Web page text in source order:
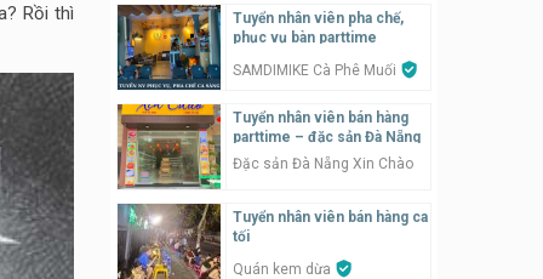
Rồi thì
parttime
Tuyển nhân viên pha chế
tiệm trà sữa
TRÀ SỮA THÁI LAN
Tuyển nhân viên tư vấn bán
hàng tiệm bánh ngọt
Tiệm bánh ngọt
Tuyển nhân viên pha chế,
phục vụ bàn parttime
SAMDIMIKE Cà Phê Muối
Tuyển nhân viên bán hàng
parttime – đặc sản Đà Nẵng
Đặc sản Đà Nẵng Xin Chào
Tuyển nhân viên bán hàng ca
tối
Quán kem dừa